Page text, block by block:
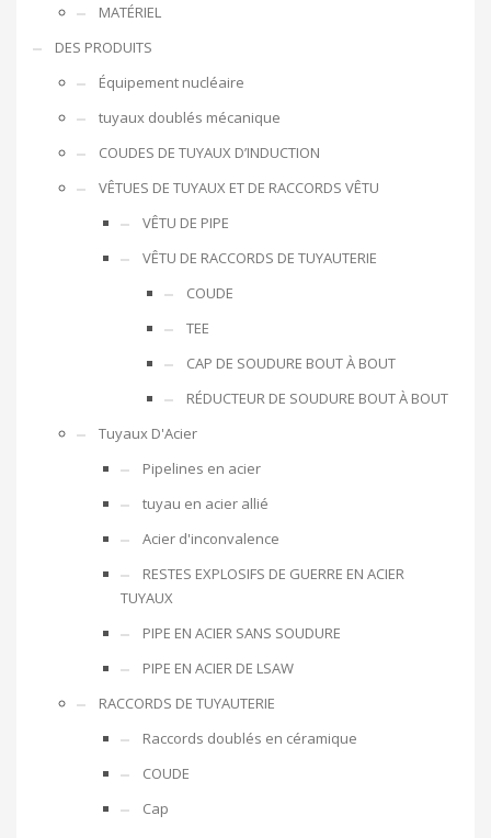
MATÉRIEL
DES PRODUITS
Équipement nucléaire
tuyaux doublés mécanique
COUDES DE TUYAUX D’INDUCTION
VÊTUES DE TUYAUX ET DE RACCORDS VÊTU
VÊTU DE PIPE
VÊTU DE RACCORDS DE TUYAUTERIE
COUDE
TEE
CAP DE SOUDURE BOUT À BOUT
RÉDUCTEUR DE SOUDURE BOUT À BOUT
Tuyaux D'Acier
Pipelines en acier
tuyau en acier allié
Acier d'inconvalence
RESTES EXPLOSIFS DE GUERRE EN ACIER
TUYAUX
PIPE EN ACIER SANS SOUDURE
PIPE EN ACIER DE LSAW
RACCORDS DE TUYAUTERIE
Raccords doublés en céramique
COUDE
Cap